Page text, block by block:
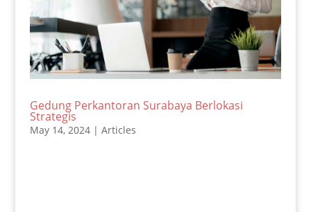
Gedung Perkantoran Surabaya Berlokasi
Strategis
May 14, 2024| Articles